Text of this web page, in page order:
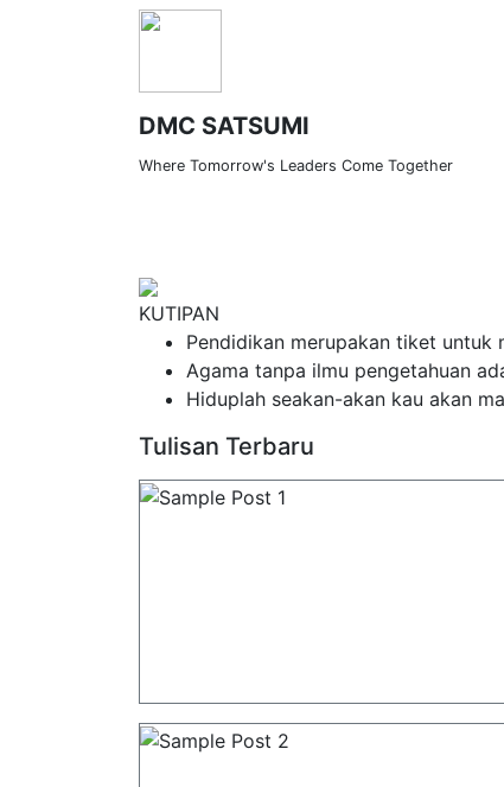
DMC SATSUMI
Where Tomorrow's Leaders Come Together
KUTIPAN
Pendidikan merupakan tiket untuk
Agama tanpa ilmu pengetahuan
Hiduplah seakan-akan kau akan
Tulisan Terbaru